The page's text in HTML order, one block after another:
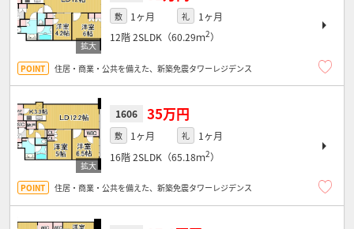
敷 1ヶ月 礼
1ヶ月
12階2SLDK（60.29ｍ2）
住居・商業・公共を備えた、新築免震タワーレジデンス
1606 35万円
敷 1ヶ月 礼
1ヶ月
16階2SLDK（65.18ｍ2）
住居・商業・公共を備えた、新築免震タワーレジデンス